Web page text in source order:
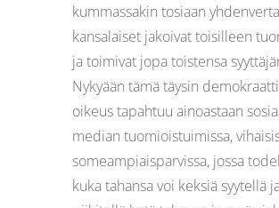
kummassakin tosiaan
kansalaiset jakoivat toisilleen
ja toimivat jopa toistensa
Nykyään tämä täysin
oikeus tapahtuu ainoastaan
median tuomioistuimissa,
someampiaisparvissa, jossa
kuka tahansa voi keksiä syytellä